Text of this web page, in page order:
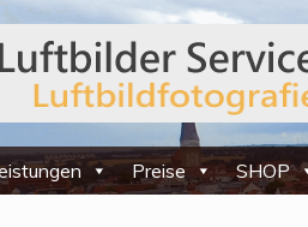
Preise SHOP